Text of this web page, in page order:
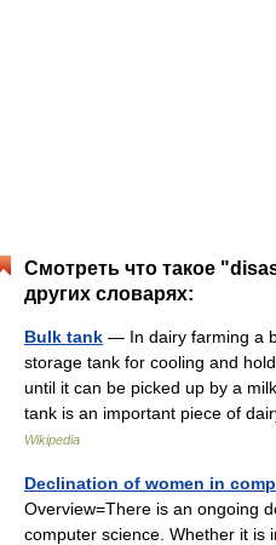
Смотреть что такое
других словарях:
Bulk tank — In dairy farming a
storage tank for cooling and
until it can be picked up by a
tank is an important piece of
Wikipedia
Declination of women in
Overview=There is an ongoing
computer science. Whether it is